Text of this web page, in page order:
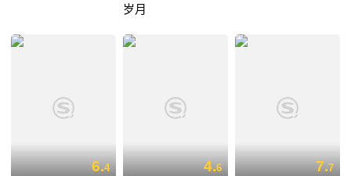
岁月
6.4 4.6 7.7